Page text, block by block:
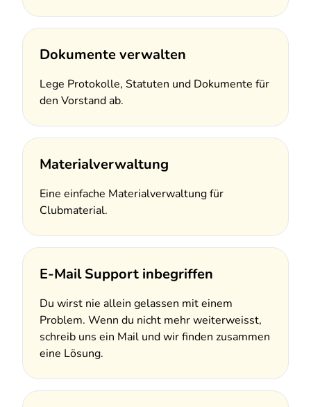
Dokumente verwalten
Lege Protokolle, Statuten und Dokumente für
den Vorstand ab.
Materialverwaltung
Eine einfache Materialverwaltung für
Clubmaterial.
E-Mail Support inbegriffen
Du wirst nie allein gelassen mit einem
Problem. Wenn du nicht mehr weiterweisst,
schreib uns ein Mail und wir finden zusammen
eine Lösung.